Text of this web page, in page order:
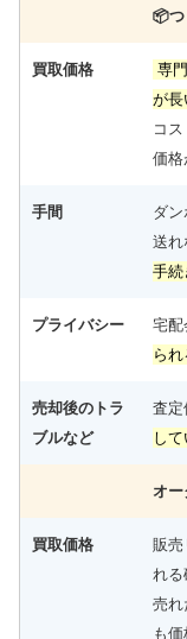
ローランス Elite-9Ti
ローランス Elite-7Ti
ローランス Elite-4X
釣具買取クーポン
シマノ 電動リール 24
迄）
シマノ 電動リール 25
シマノ 電動リール 23
使用
釣具買取クーポン
g-
シマノ 電動リール 23
迄）
シマノ 電動リール 21
g-
📦️つ
買取価格
専
が長
コ
価格
手間
ダ
送れ
手続
プライバシー 宅配
ら
売却後のトラ
ブルなど
査定
し
オー
買取価格
販売
れる
売れ
も